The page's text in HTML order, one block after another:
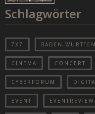
Schlagwörter
7X7 BADEN-
CINEMA CONCERT
CYBERFORUM
EVENT EVENTREVIEW